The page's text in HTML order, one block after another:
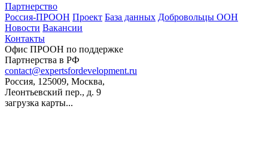
Партнерство
Россия-ПРООН Проект База данных Добровольцы ООН
Новости Вакансии
Контакты
Офис ПРООН по поддержке
Партнерства в РФ
contact@expertsfordevelopment.ru
Россия, 125009, Москва,
Леонтьевский пер., д. 9
загрузка карты...